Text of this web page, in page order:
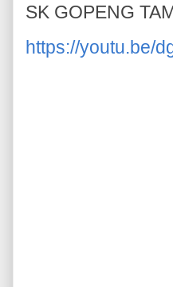
SK GOPENG
https://youtu.be/